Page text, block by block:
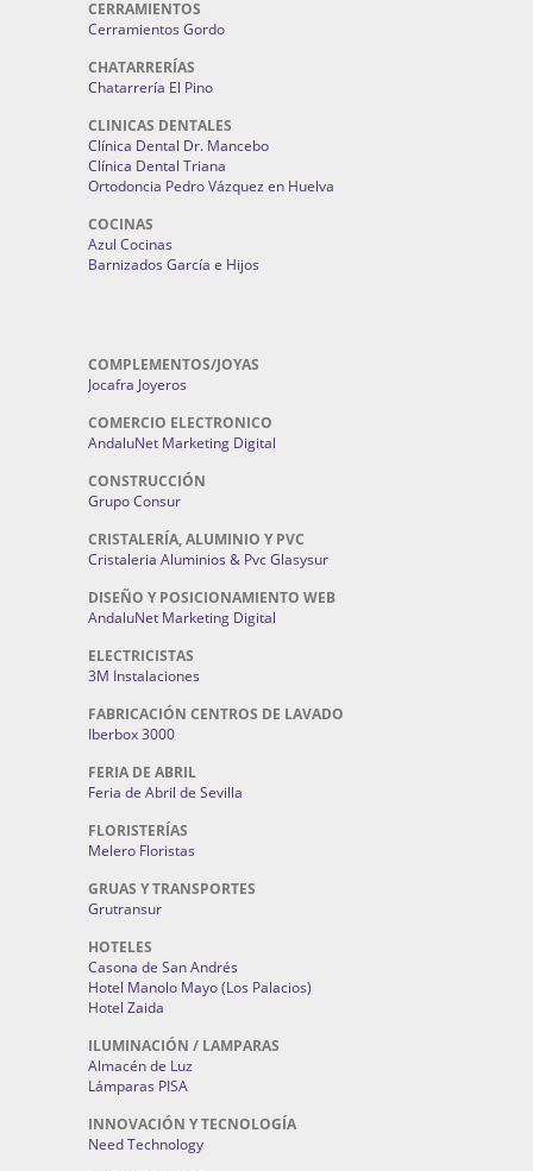
CERRAMIENTOS
Cerramientos Gordo
CHATARRERÍAS
Chatarrería El Pino
CLINICAS DENTALES
Clínica Dental Dr. Mancebo
Clínica Dental Triana
Ortodoncia Pedro Vázquez en Huelva
COCINAS
Azul Cocinas
Barnizados García e Hijos
COMPLEMENTOS/JOYAS
Jocafra Joyeros
COMERCIO ELECTRONICO
AndaluNet Marketing Digital
CONSTRUCCIÓN
Grupo Consur
CRISTALERÍA, ALUMINIO Y PVC
Cristaleria Aluminios & Pvc Glasysur
DISEÑO Y POSICIONAMIENTO WEB
AndaluNet Marketing Digital
ELECTRICISTAS
3M Instalaciones
FABRICACIÓN CENTROS DE LAVADO
Iberbox 3000
FERIA DE ABRIL
Feria de Abril de Sevilla
FLORISTERÍAS
Melero Floristas
GRUAS Y TRANSPORTES
Grutransur
HOTELES
Casona de San Andrés
Hotel Manolo Mayo (Los Palacios)
Hotel Zaida
ILUMINACIÓN / LAMPARAS
Almacén de Luz
Lámparas PISA
INNOVACIÓN Y TECNOLOGÍA
Need Technology